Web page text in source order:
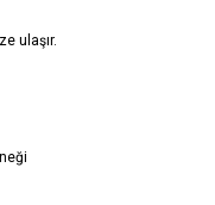
ulaşır.